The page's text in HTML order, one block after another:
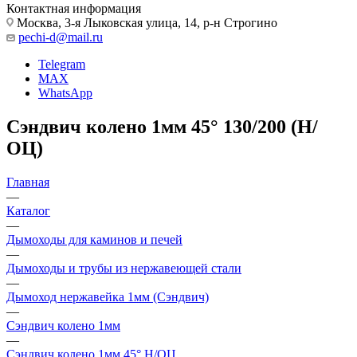
Контактная информация
Москва, 3-я Лыковская улица, 14, р-н Строгино
pechi-d@mail.ru
Telegram
MAX
WhatsApp
Сэндвич колено 1мм 45° 130/200 (Н/
ОЦ)
Главная
—
Каталог
—
Дымоходы для каминов и печей
—
Дымоходы и трубы из нержавеющей стали
—
Дымоход нержавейка 1мм (Сэндвич)
—
Сэндвич колено 1мм
—
Сэндвич колено 1мм 45° Н/ОЦ